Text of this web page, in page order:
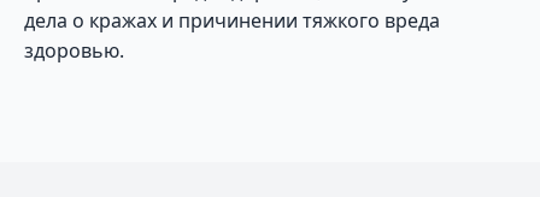
дела о кражах и причинении тяжкого вреда
здоровью.